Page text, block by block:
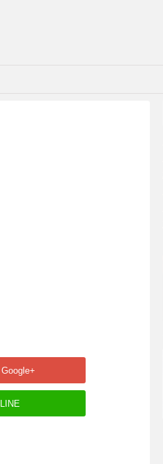
Google+
LINE